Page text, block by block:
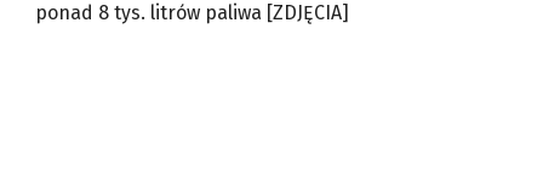
ponad 8 tys. litrów paliwa [ZDJĘCIA]